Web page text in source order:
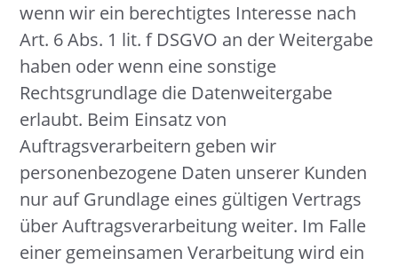
wenn wir ein berechtigtes Interesse nach
Art. 6 Abs. 1 lit. f DSGVO an der Weitergabe
haben oder wenn eine sonstige
Rechtsgrundlage die Datenweitergabe
erlaubt. Beim Einsatz von
Auftragsverarbeitern geben wir
personenbezogene Daten unserer Kunden
nur auf Grundlage eines gültigen Vertrags
über Auftragsverarbeitung weiter. Im Falle
einer gemeinsamen Verarbeitung wird ein